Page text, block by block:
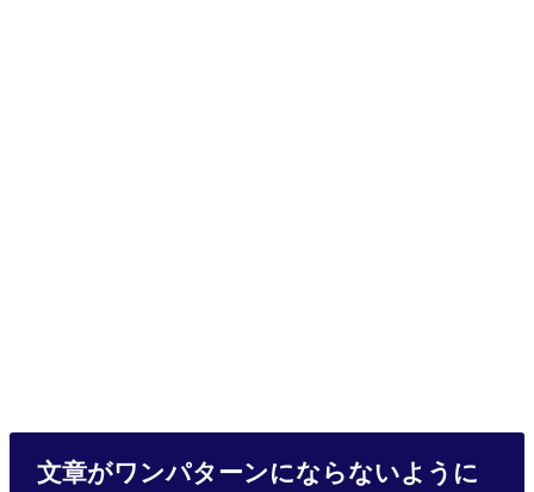
文章がワンパターンにならないように